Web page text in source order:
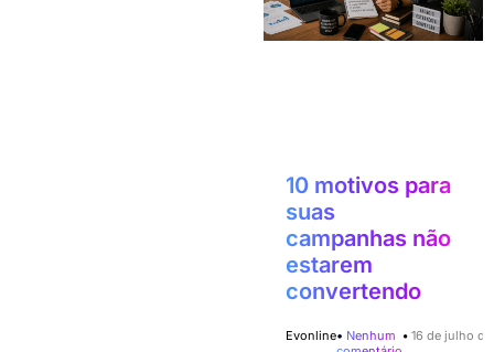
10 motivos para
suas
campanhas não
estarem
convertendo
Evonline 16 de julho
Nenhum